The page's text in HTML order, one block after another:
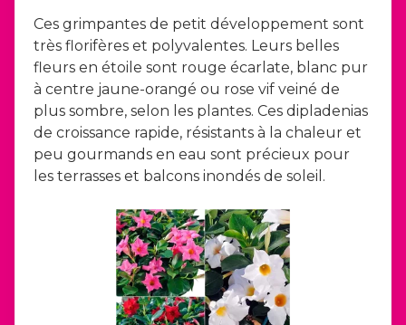
Ces grimpantes de petit développement sont
très florifères et polyvalentes. Leurs belles
fleurs en étoile sont rouge écarlate, blanc pur
à centre jaune-orangé ou rose vif veiné de
plus sombre, selon les plantes. Ces dipladenias
de croissance rapide, résistants à la chaleur et
peu gourmands en eau sont précieux pour
les terrasses et balcons inondés de soleil.